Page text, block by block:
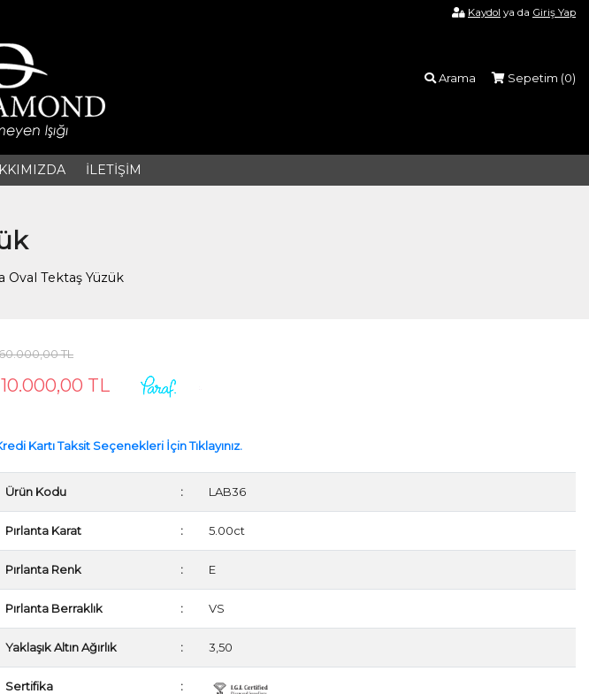
Kaydol ya da Giriş Yap
Arama Sepetim (0)
İLETİŞİM
Oval Tektaş Yüzük
TL
TL
Kartı Taksit Seçenekleri İçin Tıklayınız.
Ürün Kodu : LAB36
Pırlanta Karat : 5.00ct
Pırlanta Renk : E
Pırlanta Berraklık : VS
Yaklaşık Altın Ağırlık : 3,50
Sertifika :